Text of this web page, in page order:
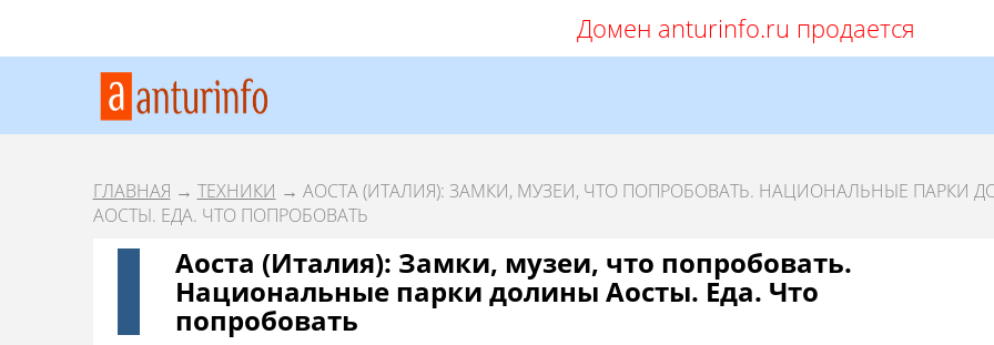
Домен anturinfo.ru продается
ГЛАВНАЯ → ТЕХНИКИ → АОСТА (ИТАЛИЯ): ЗАМКИ, МУЗЕИ, ЧТО ПОПРОБОВАТЬ. НАЦИОНАЛЬНЫЕ ПАРКИ
АОСТЫ. ЕДА. ЧТО ПОПРОБОВАТЬ
Аоста (Италия): Замки, музеи, что попробовать.
Национальные парки долины Аосты. Еда. Что
попробовать